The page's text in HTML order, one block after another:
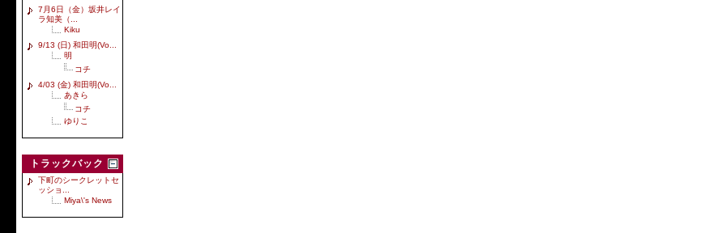
7月6日（金）坂井レイ
ラ知美（...
Kiku
9/13 (日) 和田明(Vo...
明
コチ
4/03 (金) 和田明(Vo...
あきら
コチ
ゆりこ
トラックバック
下町のシークレットセ
ッショ...
Miya\'s News